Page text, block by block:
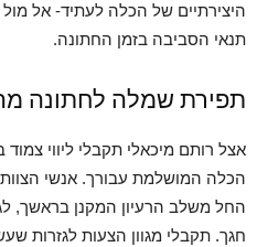
היצירתיים של הכלה לעתיד- אל
תנאי הסביבה בזמן החתונה.
תפירת שמלה לחתונה
אצל רותם מיכאלי תקבלי ליווי
הכלה המושלמת עבורך. אנשי הצוות
החל משלב הרעיון המקנן בראשך,
חגך. תקבלי מגוון הצעות לגזרות